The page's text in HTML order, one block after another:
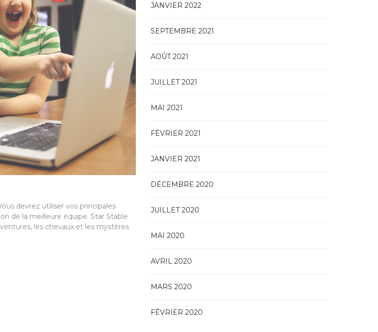
devrez utiliser vos principales
de la meilleure équipe. Star Stable
les chevaux et les mystères
JANVIER 2022
SEPTEMBRE 2021
AOÛT 2021
JUILLET 2021
MAI 2021
FÉVRIER 2021
JANVIER 2021
DÉCEMBRE 2020
JUILLET 2020
MAI 2020
AVRIL 2020
MARS 2020
FÉVRIER 2020